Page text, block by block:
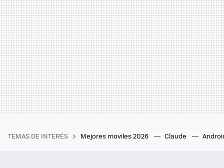
TEMAS DE INTERÉS Mejores moviles 2026 Claude